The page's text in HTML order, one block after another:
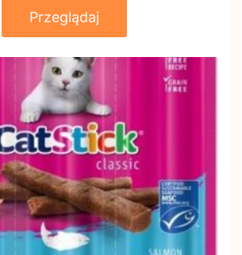
Przeglądaj